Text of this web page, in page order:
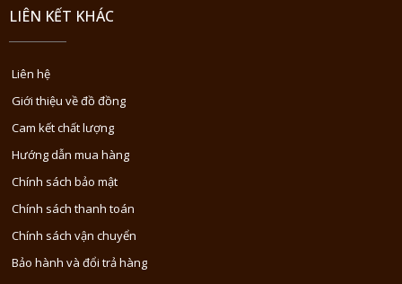
LIÊN KẾT KHÁC
Liên hệ
Giới thiệu về đồ đồng
Cam kết chất lượng
Hướng dẫn mua hàng
Chính sách bảo mật
Chính sách thanh toán
Chính sách vận chuyển
Bảo hành và đổi trả hàng